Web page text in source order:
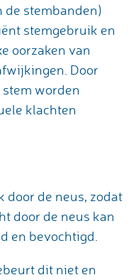
stembanden)
stemgebruik en
oorzaken van
Door
worden
klachten
door de neus, zodat
door de neus kan
en bevochtigd.
dit niet en